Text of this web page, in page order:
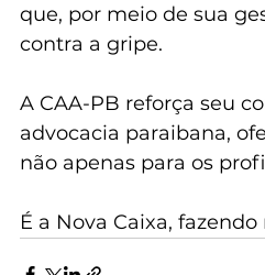
que, por meio de sua
contra a gripe.
A CAA-PB reforça seu
advocacia paraibana,
não apenas para os
É a Nova Caixa,